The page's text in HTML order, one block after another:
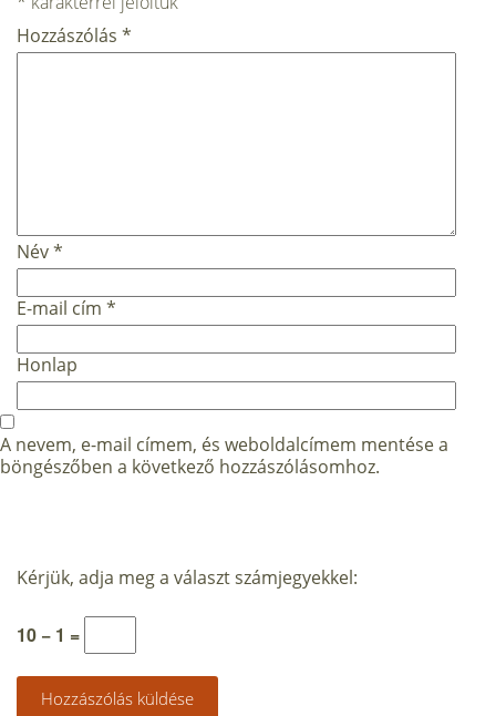
Hozzászólás *
Név*
E-mail cím *
Honlap
A nevem, e-mail címem, és weboldalcímem mentése a
böngészőben a következő hozzászólásomhoz.
Kérjük, adja meg a választ számjegyekkel:
10 − 1 =